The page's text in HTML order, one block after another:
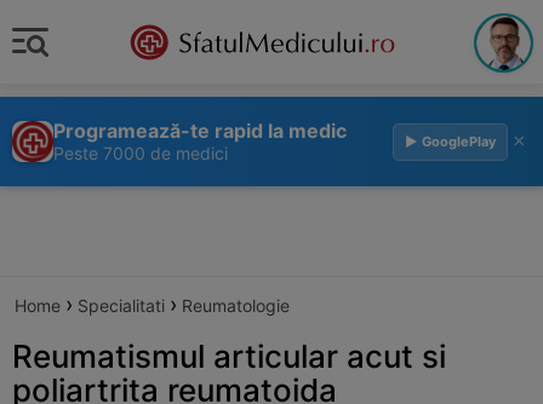
Programează-te rapid la medic
Peste 7000 de medici
▶ GooglePlay ×
Home › Specialitati › Reumatologie
Reumatismul articular acut si
poliartrita reumatoida